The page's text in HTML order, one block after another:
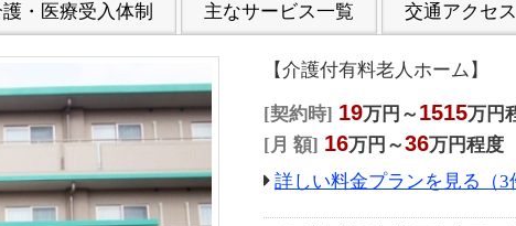
・医療受入体制 主なサービス一覧 交通アクセス
【介護付有料老人ホーム】
契約時 19万円～ 1515万円
月 額
16万円～36万円程度
詳しい料金プランを見る（3